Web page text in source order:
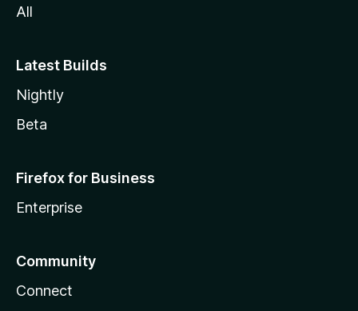
All
Latest Builds
Nightly
Beta
Firefox for Business
Enterprise
Community
Connect